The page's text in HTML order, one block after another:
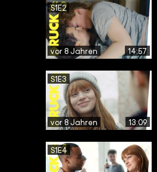
vor 8 Jahren 14:57
S1E2
vor 8 Jahren 13:09
S1E3
S1E4